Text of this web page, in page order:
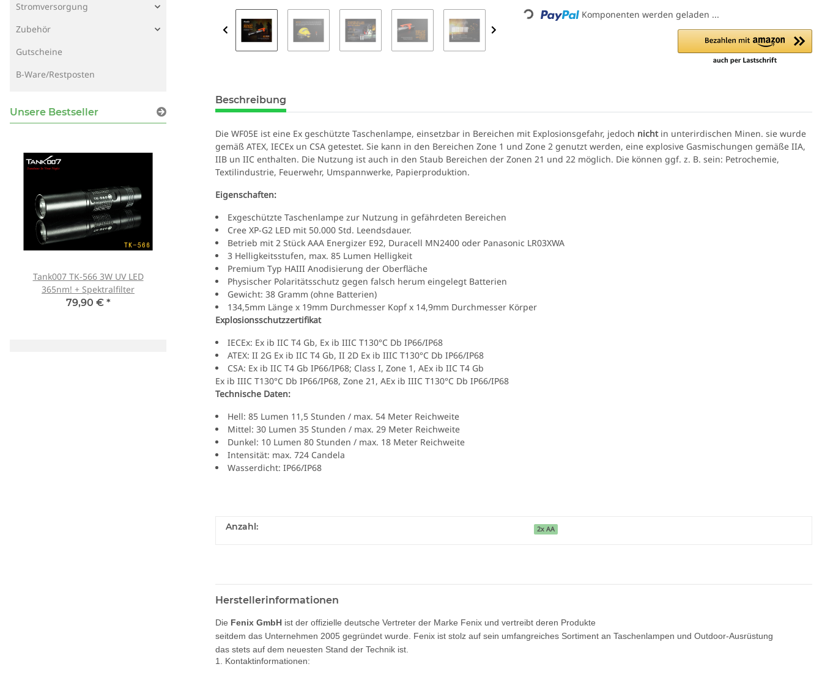
Loading... Komponenten werden geladen ...
Beschreibung
Die WF05E ist eine Ex geschützte Taschenlampe, einsetzbar in Bereichen mit Explosionsgefahr, jedoch nichtin unterirdischen Minen. sie wurde
gemäß ATEX, IECEx un CSA getestet. Sie kann in den Bereichen Zone 1 und Zone 2 genutzt werden, eine explosive Gasmischungen gemäße IIA,
IIB un IIC enthalten. Die Nutzung ist auch in den Staub Bereichen der Zonen 21 und 22 möglich. Die können ggf. z. B. sein: Petrochemie,
Textilindustrie, Feuerwehr, Umspannwerke, Papierproduktion.
Eigenschaften:
Exgeschützte Taschenlampe zur Nutzung in gefährdeten Bereichen
Cree XP-G2 LED mit 50.000 Std. Leendsdauer.
Betrieb mit 2 Stück AAA Energizer E92, Duracell MN2400 oder Panasonic LR03XWA
3 Helligkeitsstufen, max. 85 Lumen Helligkeit
Premium Typ HAIII Anodisierung der Oberfläche
Physischer Polaritätsschutz gegen falsch herum eingelegt Batterien
Gewicht: 38 Gramm (ohne Batterien)
134,5mm Länge x 19mm Durchmesser Kopf x 14,9mm Durchmesser Körper
Explosionsschutzzertifikat
IECEx: Ex ib IIC T4 Gb, Ex ib IIIC T130°C Db IP66/IP68
ATEX: II 2G Ex ib IIC T4 Gb, II 2D Ex ib IIIC T130°C Db IP66/IP68
CSA: Ex ib IIC T4 Gb IP66/IP68; Class I, Zone 1, AEx ib IIC T4 Gb
Ex ib IIIC T130°C Db IP66/IP68, Zone 21, AEx ib IIIC T130°C Db IP66/IP68
Technische Daten:
Hell: 85 Lumen 11,5 Stunden / max. 54 Meter Reichweite
Mittel: 30 Lumen 35 Stunden / max. 29 Meter Reichweite
Dunkel: 10 Lumen 80 Stunden / max. 18 Meter Reichweite
Intensität: max. 724 Candela
Wasserdicht: IP66/IP68
Anzahl: 2x AA
Herstellerinformationen
Die Fenix GmbH ist der offizielle deutsche Vertreter der Marke Fenix und vertreibt deren Produkte
seitdem das Unternehmen 2005 gegründet wurde. Fenix ist stolz auf sein umfangreiches Sortiment an Taschenlampen und Outdoor-Ausrüstung
das stets auf dem neuesten Stand der Technik ist.
1. Kontaktinformationen:
Stromversorgung
Zubehör
Gutscheine
B-Ware/Restposten
Unsere Bestseller
Tank007 TK-566 3W UV LED
365nm! + Spektralfilter
79,90 € *
Schutzbrille Sablux mit UV-
Schutz nach CE-EN166
8,00 €*
Tank007 TK-566 3W UV LED
365nm! + Spektralfilter
79,90 € *